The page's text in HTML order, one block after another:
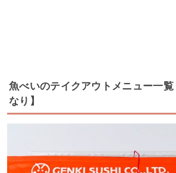
魚べいのテイクアウトメニュー一
なり】